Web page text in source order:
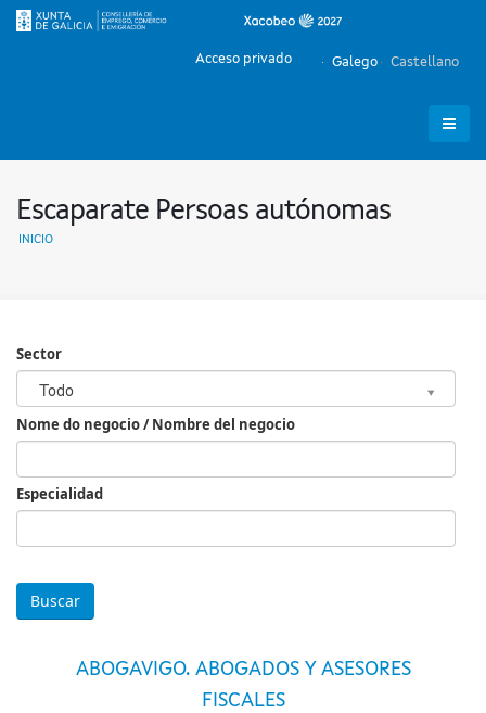
Galego Castellano
Acceso privado
Escaparate Persoas autónomas
INICIO
Sector
Todo
Sector
Nome do negocio / Nombre del negocio
Especialidad
ABOGAVIGO. ABOGADOS Y ASESORES
FISCALES